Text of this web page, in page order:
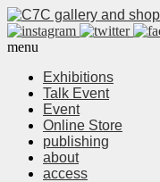
menu
Exhibitions
Talk Event
Event
Online Store
publishing
about
access